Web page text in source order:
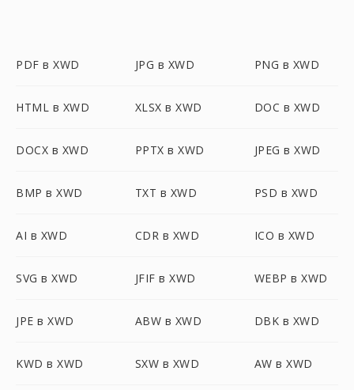
PDF в XWD JPG в XWD PNG в XWD
HTML в XWD XLSX в XWD DOC в XWD
DOCX в XWD PPTX в XWD JPEG в XWD
BMP в XWD TXT в XWD PSD в XWD
AI в XWD CDR в XWD ICO в XWD
SVG в XWD JFIF в XWD WEBP в XWD
JPE в XWD ABW в XWD DBK в XWD
KWD в XWD SXW в XWD AW в XWD